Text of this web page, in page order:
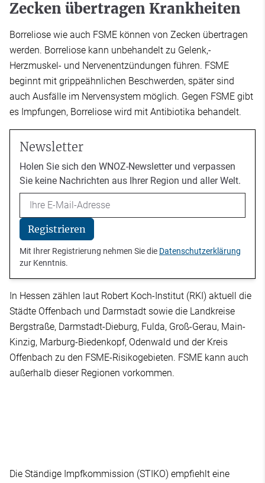
Zecken übertragen Krankheiten
Borreliose wie auch FSME können von Zecken übertragen
werden. Borreliose kann unbehandelt zu Gelenk,-
Herzmuskel- und Nervenentzündungen führen. FSME
beginnt mit grippeähnlichen Beschwerden, später sind
auch Ausfälle im Nervensystem möglich. Gegen FSME gibt
es Impfungen, Borreliose wird mit Antibiotika behandelt.
Newsletter
Holen Sie sich den WNOZ-Newsletter und verpassen
Sie keine Nachrichten aus Ihrer Region und aller Welt.
Email
Registrieren
Mit Ihrer Registrierung nehmen Sie die Datenschutzerklärung
zur Kenntnis.
In Hessen zählen laut Robert Koch-Institut (RKI) aktuell die
Städte Offenbach und Darmstadt sowie die Landkreise
Bergstraße, Darmstadt-Dieburg, Fulda, Groß-Gerau, Main-
Kinzig, Marburg-Biedenkopf, Odenwald und der Kreis
Offenbach zu den FSME-Risikogebieten. FSME kann auch
außerhalb dieser Regionen vorkommen.
Die Ständige Impfkommission (STIKO) empfiehlt eine